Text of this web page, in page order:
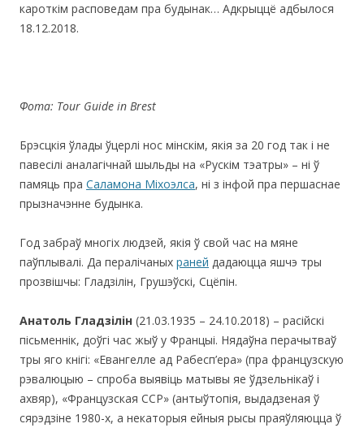
кароткім расповедам пра будынак… Адкрыццё адбылося
18.12.2018.
Фота: Tour Guide in Brest
Брэсцкія ўлады ўцерлі нос мінскім, якія за 20 год так і не
павесілі аналагічнай шыльды на «Рускім тэатры» – ні ў
памяць пра Саламона Міхоэлса, ні з інфой пра першаснае
прызначэнне будынка.
Год забраў многіх людзей, якія ў свой час на мяне
паўплывалі. Да пералічаных раней дадаюцца яшчэ тры
прозвішчы: Гладзілін, Грушэўскі, Сцёпін.
Анатоль Гладзілін (21.03.1935 – 24.10.2018) – расійскі
пісьменнік, доўгі час жыў у Францыі. Нядаўна перачытваў
тры яго кнігі: «Евангелле ад Рабесп’ера» (пра французскую
рэвалюцыю – спроба выявіць матывы яе ўдзельнікаў і
ахвяр), «Французская ССР» (антыўтопія, выдадзеная ў
сярэдзіне 1980-х, а некаторыя ейныя рысы праяўляюцца ў